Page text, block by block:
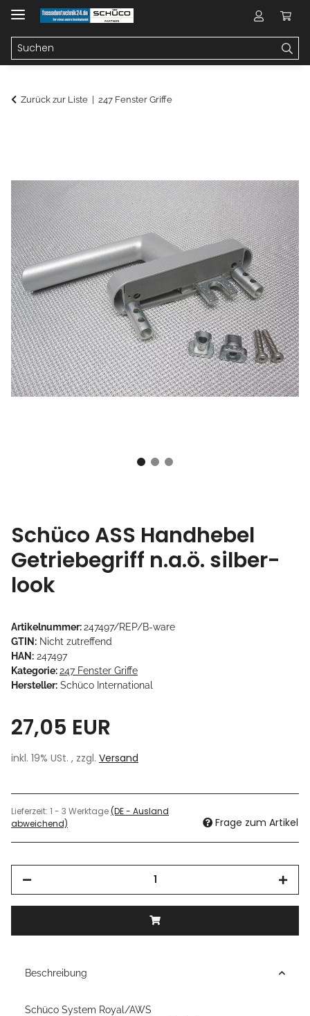
Zurück zur Liste 247 Fenster Griffe
Schüco ASS Handhebel
Getriebegriff n.a.ö. silber-
look
Artikelnummer:247497/REP/B-ware
GTIN: Nicht zutreffend
HAN: 247497
Kategorie:247 Fenster Griffe
Hersteller: Schüco International
27,05 EUR
inkl. 19% USt. , zzgl. Versand
Lieferzeit: 1 - 3 Werktage(DE - Ausland
abweichend)
Frage zum Artikel
Beschreibung
Schüco System Royal/AWS